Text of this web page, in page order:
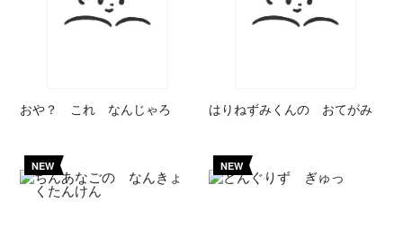
おや？ これ なんじゃろ はりねずみくんの おてがみ
NEW NEW